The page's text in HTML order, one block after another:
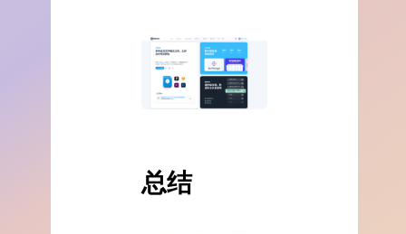
总结